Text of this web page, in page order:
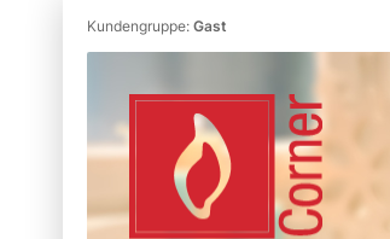
Kundengruppe: Gast